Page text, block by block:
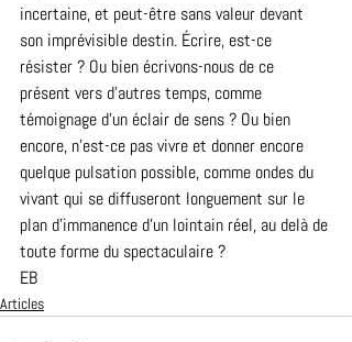
incertaine, et peut-être sans valeur devant
son imprévisible destin. Écrire, est-ce
résister ? Ou bien écrivons-nous de ce
présent vers d'autres temps, comme
témoignage d'un éclair de sens ? Ou bien
encore, n'est-ce pas vivre et donner encore
quelque pulsation possible, comme ondes du
vivant qui se diffuseront longuement sur le
plan d'immanence d'un lointain réel, au delà de
toute forme du spectaculaire ?
EB
Articles